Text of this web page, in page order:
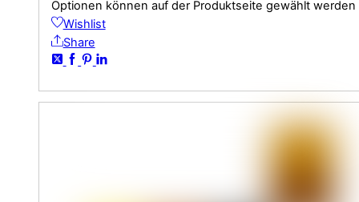
Optionen können auf der Produktseite gewählt werden
Wishlist
Share